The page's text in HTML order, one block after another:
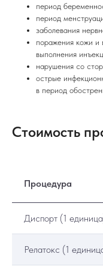
период
период
заболевания
поражения кожи и
выполнения
нарушения со
острые
в период
Стоимость
Процедура
Диспорт (1
Релатокс (1